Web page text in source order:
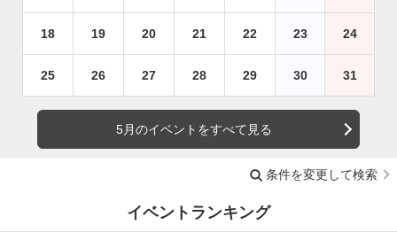
18 19 20 21 22 23 24
25 26 27 28 29 30 31
5月のイベントをすべて見る
条件を変更して検索
イベントランキング